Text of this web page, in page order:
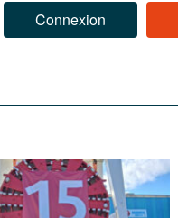
Connexion